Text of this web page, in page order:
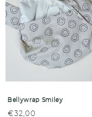
Bellywrap Smiley
Normaler
€32,00